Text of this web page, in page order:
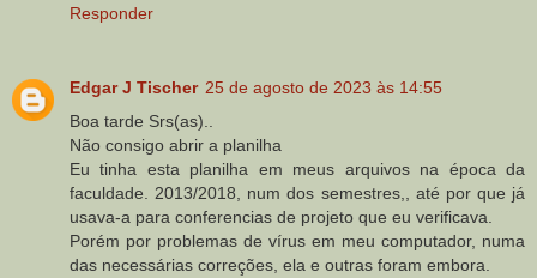
Responder
Edgar J Tischer 25 de agosto de 2023 às 14:55
Boa tarde Srs(as)..
Não consigo abrir a planilha
Eu tinha esta planilha em meus arquivos na época da
faculdade. 2013/2018, num dos semestres,, até por que já
usava-a para conferencias de projeto que eu verificava.
Porém por problemas de vírus em meu computador, numa
das necessárias correções, ela e outras foram embora.